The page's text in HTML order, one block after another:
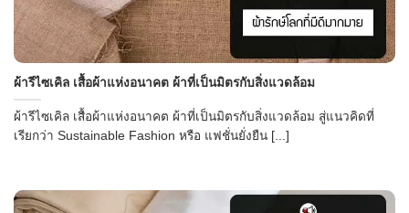
ผ้ารีไซเคิล เสื้อผ้าแห่งอนาคต ผ้าที่เป็นมิตรกับสิ่งแวดล้อม
ผ้ารีไซเคิล เสื้อผ้าแห่งอนาคต ผ้าที่เป็นมิตรกับสิ่งแวดล้อม สู่แนวคิดที่
เรียกว่า Sustainable Fashion หรือ แฟชั่นยั่งยืน [...]